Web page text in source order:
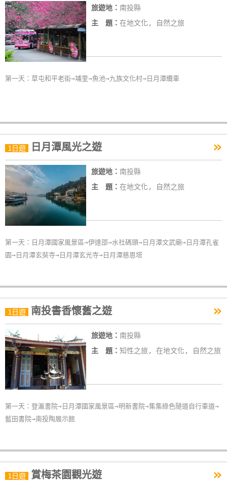
旅遊地： 南投縣
主 題： 在地文化, 自然之旅
第一天：草屯和平老街→埔里→魚池→九族文化村→日月潭纜車
1日遊 日月潭風光之遊 »
旅遊地： 南投縣
主 題： 在地文化, 自然之旅
第一天：日月潭國家風景區→伊達邵→水社碼頭→日月潭文武廟→日月潭孔雀
園→日月潭玄奘寺→日月潭玄光寺→日月潭慈恩塔
1日遊 南投書香懷舊之遊 »
旅遊地： 南投縣
主 題： 知性之旅, 在地文化, 自然之旅
第一天：登瀛書院→日月潭國家風景區→明新書院→集集綠色隧道自行車道→
藍田書院→南投陶展示館
1日遊 賞梅茶園觀光遊 »